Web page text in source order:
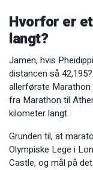
Hvorfor er
langt?
Jamen, hvis
distancen så
allerførste Marathon
fra Marathon til
kilometer langt.
Grunden til, at
Olympiske Lege i
Castle, og mål på